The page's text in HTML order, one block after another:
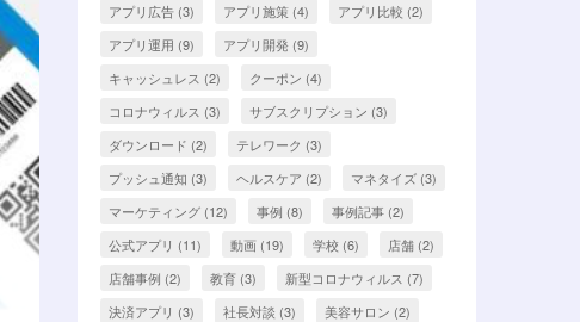
アプリ広告(3) アプリ施策(4) アプリ比較 (2)
アプリ運用 (9) アプリ開発(9)
キャッシュレス (2) クーポン (4)
コロナウィルス (3) サブスクリプション (3)
ダウンロード (2) テレワーク (3)
プッシュ通知 (3) ヘルスケア (2) マネタイズ(3)
マーケティング(12) 事例 (8) 事例記事(2)
公式アプリ (11) 動画(19) 学校(6) 店舗(2)
店舗事例 (2) 教育(3) 新型コロナウィルス (7)
決済アプリ (3) 社長対談 (3) 美容サロン (2)